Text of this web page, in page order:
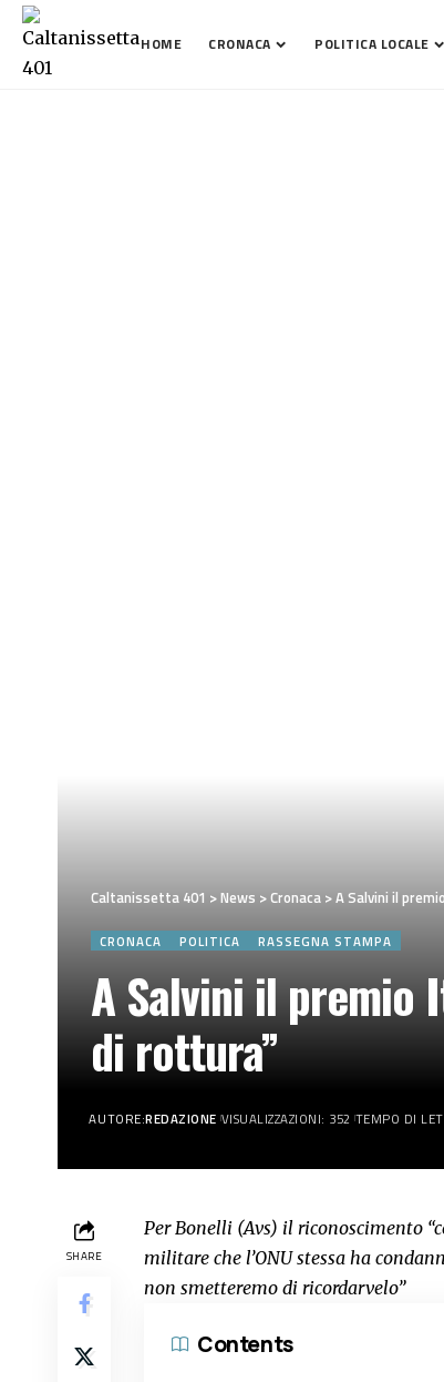
HOME CRONACA POLITICA LOCALE
Caltanissetta 401 >News >Cronaca >A Salvini il
CRONACA POLITICA RASSEGNA STAMPA
A Salvini il premio
di rottura”
AUTORE:REDAZIONE VISUALIZZAZIONI: 352 TEMPO DI
SHARE
Per Bonelli (Avs) il riconoscimento
militare che l’ONU stessa ha
non smetteremo di ricordarvelo”
Contents